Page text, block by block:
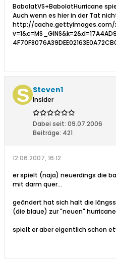
BabolatVS+BabolatHurricane
Auch wenn es hier in der Tat
http://cache.gettyimages.com/
Steven1
Insider
Dabei seit: 09.07.2006
Beiträge: 421
12.06.2007, 16:12
er spielt (naja) neuerdings die
mit darm quer...
geändert hat sich halt die
(die blaue) zur "neuen"
spielt er aber eigentlich schon